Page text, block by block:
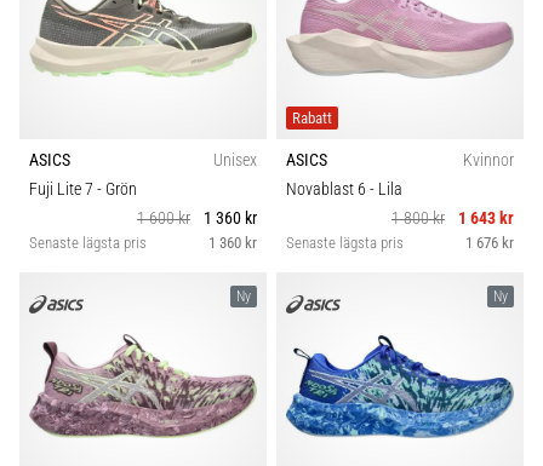
ASICS
Unisex
Fuji Lite 7 - Grön
1 600 kr
1 360 kr
Senaste lägsta pris 1 360 kr
Rabatt
ASICS
Kvinnor
Novablast 6 - Lila
1 800 kr
1 643 kr
Senaste lägsta pris 1 676 kr
Ny Ny